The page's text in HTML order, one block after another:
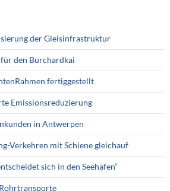
der Gleisinfrastruktur
den Burchardkai
fertiggestellt
Emissionsreduzierung
in Antwerpen
Verkehren mit Schiene gleichauf
sich in den Seehäfen“